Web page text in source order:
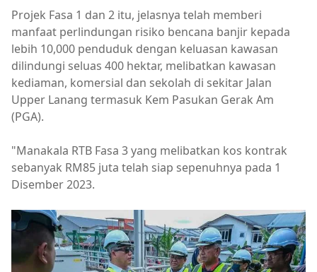
Projek Fasa 1 dan 2 itu, jelasnya telah memberi
manfaat perlindungan risiko bencana banjir kepada
lebih 10,000 penduduk dengan keluasan kawasan
dilindungi seluas 400 hektar, melibatkan kawasan
kediaman, komersial dan sekolah di sekitar Jalan
Upper Lanang termasuk Kem Pasukan Gerak Am
(PGA).
"Manakala RTB Fasa 3 yang melibatkan kos kontrak
sebanyak RM85 juta telah siap sepenuhnya pada 1
Disember 2023.